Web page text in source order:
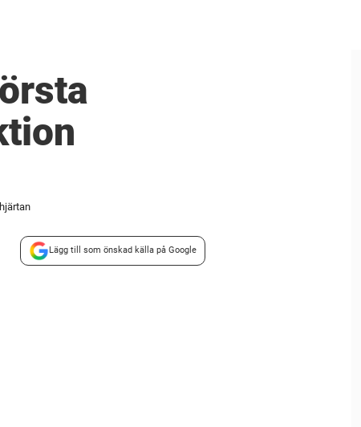
Lägg till som önskad källa på Google